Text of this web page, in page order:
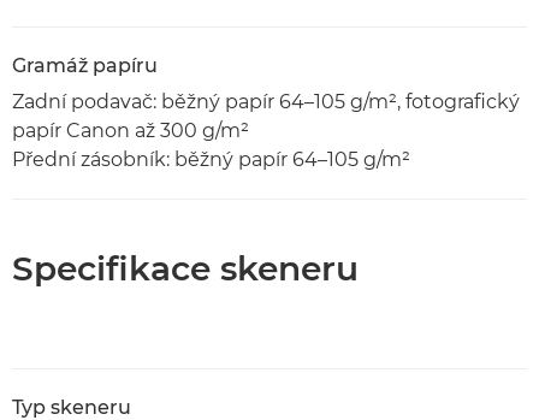
Gramáž papíru
Zadní podavač: běžný papír 64–105 g/m², fotografický
papír Canon až 300 g/m²
Přední zásobník: běžný papír 64–105 g/m²
Specifikace skeneru
Typ skeneru